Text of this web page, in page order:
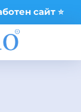
сайт ⭐